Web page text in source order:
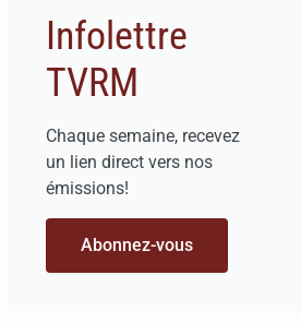
Infolettre
TVRM
Chaque semaine, recevez
un lien direct vers nos
émissions!
Abonnez-vous